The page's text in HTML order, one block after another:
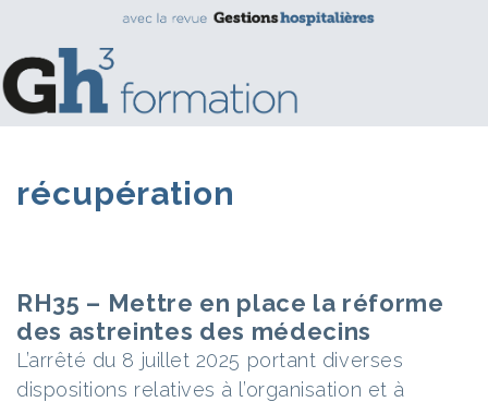
récupération
RH35 – Mettre en place la réforme
des astreintes des médecins
L’arrêté du 8 juillet 2025 portant diverses
dispositions relatives à l’organisation et à